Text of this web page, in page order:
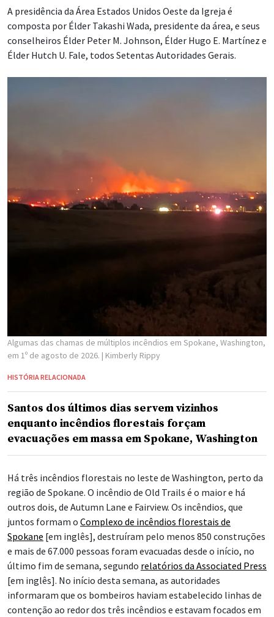
A presidência da Área Estados Unidos Oeste da Igreja é
composta por Élder Takashi Wada, presidente da área, e seus
conselheiros Élder Peter M. Johnson, Élder Hugo E. Martínez e
Élder Hutch U. Fale, todos Setentas Autoridades Gerais.
Algumas das chamas de múltiplos incêndios em Spokane, Washington,
em 1º de agosto de 2026. | Kimberly Rippy
HISTÓRIA RELACIONADA
Santos dos últimos dias servem vizinhos
enquanto incêndios florestais forçam
evacuações em massa em Spokane, Washington
Há três incêndios florestais no leste de Washington, perto da
região de Spokane. O incêndio de Old Trails é o maior e há
outros dois, de Autumn Lane e Fairview. Os incêndios, que
juntos formam o Complexo de incêndios florestais de
Spokane [em inglês], destruíram pelo menos 850 construções
e mais de 67.000 pessoas foram evacuadas desde o início, no
último fim de semana, segundo relatórios da Associated Press
[em inglês]. No início desta semana, as autoridades
informaram que os bombeiros haviam estabelecido linhas de
contenção ao redor dos três incêndios e estavam focados em